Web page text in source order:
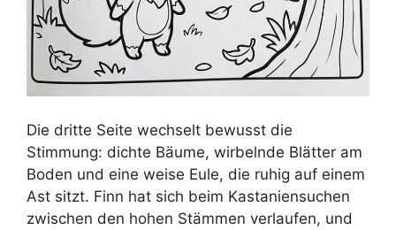
Die dritte Seite wechselt bewusst die
Stimmung: dichte Bäume, wirbelnde Blätter am
Boden und eine weise Eule, die ruhig auf einem
Ast sitzt. Finn hat sich beim Kastaniensuchen
zwischen den hohen Stämmen verlaufen, und